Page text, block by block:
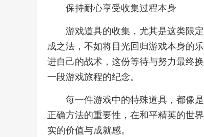
保持耐心享受收集过程本身
游戏道具的收集，尤其是这类限
成之法，不如将目光回归游戏本身的
进自己的战术，这份等待与努力最终
一段游戏旅程的纪念。
每一件游戏中的特殊道具，都像
正确方法的重要性，在和平精英的世
实的价值与成就感。